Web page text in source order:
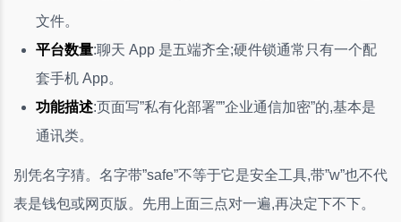
文件。
平台数量:聊天 App 是五端齐全;硬件锁通常只有一个配
套手机 App。
功能描述:页面写”私有化部署””企业通信加密”的,基本是
通讯类。
别凭名字猜。名字带”safe”不等于它是安全工具,带”w”也不代
表是钱包或网页版。先用上面三点对一遍,再决定下不下。